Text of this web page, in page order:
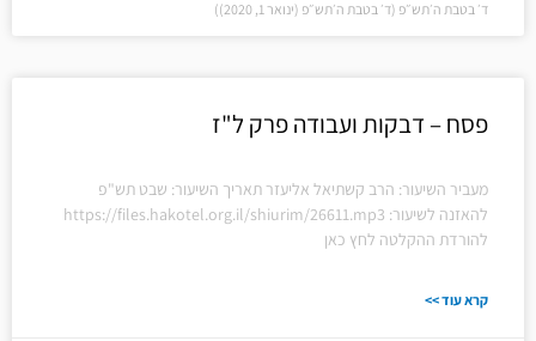
ד׳ בטבת ה׳תש״פ (ד׳ בטבת ה׳תש״פ (ינואר 1, 2020))
פסח – דבקות ועבודה פרק ל"ז
מעביר השיעור: הרב קשתיאל אליעזר תאריך השיעור: שבט תש"פ
להאזנה לשיעור: https://files.hakotel.org.il/shiurim/26611.mp3
להורדת ההקלטה לחץ כאן
קרא עוד >>